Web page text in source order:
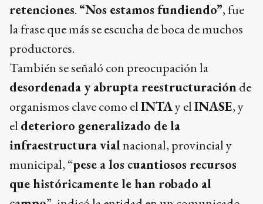
retenciones. “Nos estamos fundiendo”, fue
la frase que más se escucha de boca de muchos
productores.
También se señaló con preocupación la
desordenada y abrupta reestructuraciónde
organismos clave como elINTAy elINASE, y
el deterioro generalizado de la
infraestructura vialnacional, provincial y
municipal, “pese a los cuantiosos recursos
que históricamente le han robado al